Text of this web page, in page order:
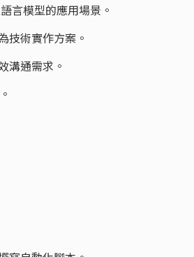
言模型的應用場景。
技術實作方案。
溝通需求。